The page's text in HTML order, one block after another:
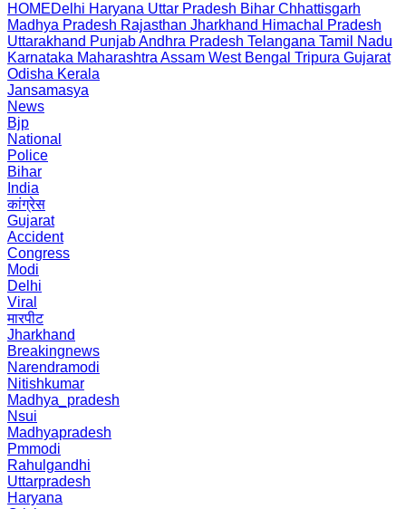
HOMEDelhi Haryana Uttar Pradesh Bihar Chhattisgarh
Madhya Pradesh Rajasthan Jharkhand Himachal Pradesh
Uttarakhand PunjabAndhra Pradesh Telangana Tamil Nadu
Karnataka Maharashtra Assam West Bengal Tripura Gujarat
Odisha Kerala
Jansamasya
News
Bjp
National
Police
Bihar
India
कांग्रेस
Gujarat
Accident
Congress
Modi
Delhi
Viral
मारपीट
Jharkhand
Breakingnews
Narendramodi
Nitishkumar
Madhya_pradesh
Nsui
Madhyapradesh
Pmmodi
Rahulgandhi
Uttarpradesh
Haryana